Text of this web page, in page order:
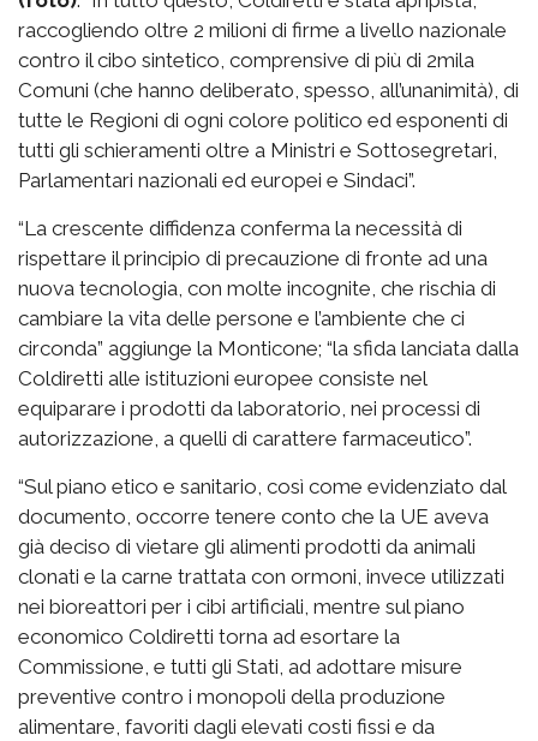
raccogliendo oltre 2 milioni di firme a livello nazionale
contro il cibo sintetico, comprensive di più di 2mila
Comuni (che hanno deliberato, spesso, all’unanimità), di
tutte le Regioni di ogni colore politico ed esponenti di
tutti gli schieramenti oltre a Ministri e Sottosegretari,
Parlamentari nazionali ed europei e Sindaci”.
“La crescente diffidenza conferma la necessità di
rispettare il principio di precauzione di fronte ad una
nuova tecnologia, con molte incognite, che rischia di
cambiare la vita delle persone e l’ambiente che ci
circonda” aggiunge la Monticone; “la sfida lanciata dalla
Coldiretti alle istituzioni europee consiste nel
equiparare i prodotti da laboratorio, nei processi di
autorizzazione, a quelli di carattere farmaceutico”.
“Sul piano etico e sanitario, così come evidenziato dal
documento, occorre tenere conto che la UE aveva
già deciso di vietare gli alimenti prodotti da animali
clonati e la carne trattata con ormoni, invece utilizzati
nei bioreattori per i cibi artificiali, mentre sul piano
economico Coldiretti torna ad esortare la
Commissione, e tutti gli Stati, ad adottare misure
preventive contro i monopoli della produzione
alimentare, favoriti dagli elevati costi fissi e da